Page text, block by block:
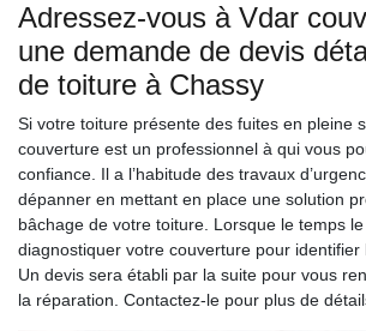
Adressez-vous à Vdar
une demande de devis
de toiture à Chassy
Si votre toiture présente des fuites en pleine
couverture est un professionnel à qui vous
confiance. Il a l’habitude des travaux
dépanner en mettant en place une solution
bâchage de votre toiture. Lorsque le temps
diagnostiquer votre couverture pour identifier
Un devis sera établi par la suite pour vous
la réparation. Contactez-le pour plus de